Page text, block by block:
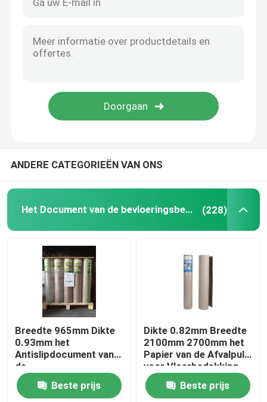
Waterdichte Bevloeringsbladen
Inpakkend Broodjesdocument
Zwart Met een laag bedekt Document
Gekleurde Document Broodjes
Gerecycleerd Kartondocument
ANDERE CATEGORIEËN VAN ONS
Het Document van de bevloeringsbescherming (228)
Breedte 965mm Dikte
0.93mm het
Antislipdocument van
de
Bevloeringsbescherming
Beste prijs
Dikte 0.82mm Breedte
2100mm 2700mm het
Papier van de Afvalpulp
voor Vloerbedekking
Beste prijs